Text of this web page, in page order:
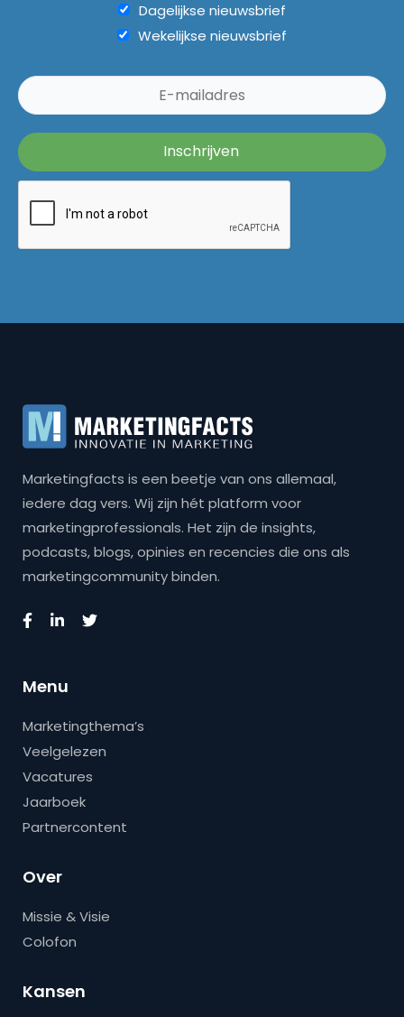
Dagelijkse nieuwsbrief
Wekelijkse nieuwsbrief
Marketingfacts is een beetje van ons allemaal,
iedere dag vers. Wij zijn hét platform voor
marketingprofessionals. Het zijn de insights,
podcasts, blogs, opinies en recencies die ons als
marketingcommunity binden.
Menu
Marketingthema’s
Veelgelezen
Vacatures
Jaarboek
Partnercontent
Over
Missie & Visie
Colofon
Kansen